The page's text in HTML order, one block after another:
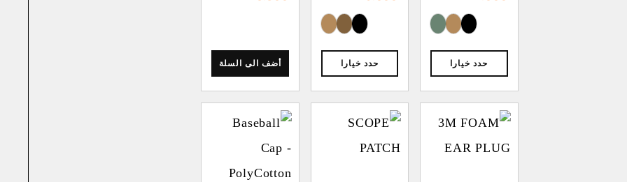
حدد خيارا حدد خيارا أضف الى السلة